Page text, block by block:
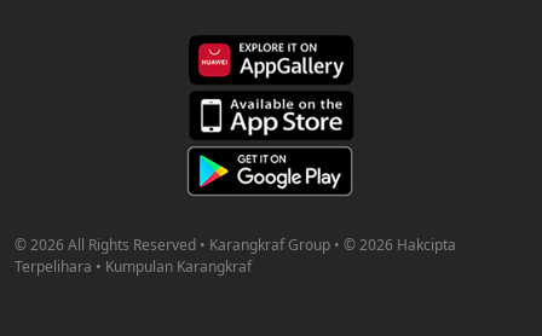
© 2026 All Rights Reserved • Karangkraf Group • © 2026 Hakcipta
Terpelihara • Kumpulan Karangkraf